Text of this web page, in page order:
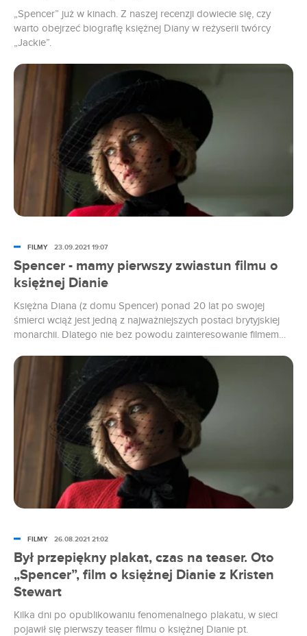
„Spencer” już w kinach. Z naszej recenzji dowiecie się, czy
warto obejrzeć biografię księżnej Diany w reżyserii twórcy
„Jackie”.
Spencer - mamy pierwszy zwiastun filmu o
księżnej Dianie
Księżna Diana (z domu Spencer) ponad 20 lat po swojej
śmierci wciąż jest jedną z najważniejszych postaci brytyjskiej
monarchii. Dlatego nie bez powodu zainteresowanie filmem
premierowy zwiastun produkcji z Kristen Stewart.
FILMY 23.09.2021 19:07
Był przepiękny plakat, czas na teaser. Oto
„Spencer”, film o księżnej Dianie z Kristen
Stewart
Kilka dni po opublikowaniu fenomenalnego plakatu, w sieci
pojawił się pierwszy teaser filmu o księżnej Dianie pt.
FILMY 26.08.2021 21:02